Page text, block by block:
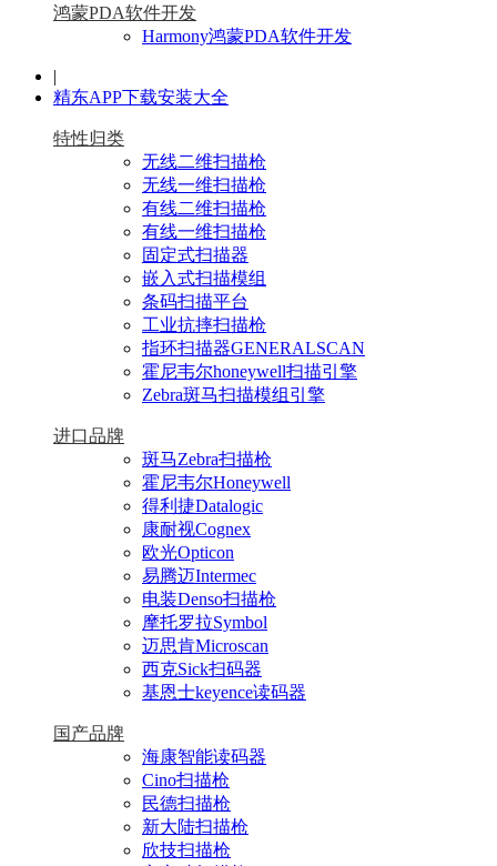
鸿蒙PDA软件开发
Harmony鸿蒙PDA软件开发
|
精东APP下载安装大全
特性归类
无线二维扫描枪
无线一维扫描枪
有线二维扫描枪
有线一维扫描枪
固定式扫描器
嵌入式扫描模组
条码扫描平台
工业抗摔扫描枪
指环扫描器GENERALSCAN
霍尼韦尔honeywell扫描引擎
Zebra斑马扫描模组引擎
进口品牌
斑马Zebra扫描枪
霍尼韦尔Honeywell
得利捷Datalogic
康耐视Cognex
欧光Opticon
易腾迈Intermec
电装Denso扫描枪
摩托罗拉Symbol
迈思肯Microscan
西克Sick扫码器
基恩士keyence读码器
国产品牌
海康智能读码器
Cino扫描枪
民德扫描枪
新大陆扫描枪
欣技扫描枪